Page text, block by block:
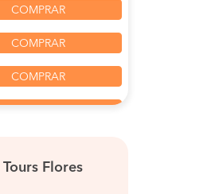
COMPRAR
COMPRAR
COMPRAR
Tours Flores